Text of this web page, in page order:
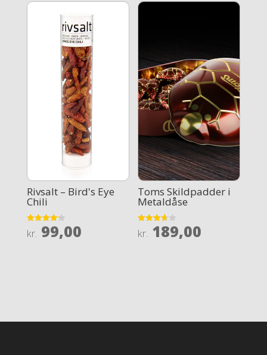
Rivsalt – Bird's Eye
Chili
Rated
4.2
kr. 99,00
Toms Skildpadder i
Metaldåse
Rated
3.7
kr. 189,00